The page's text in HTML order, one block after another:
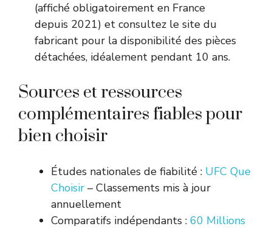
(affiché obligatoirement en France
depuis 2021) et consultez le site du
fabricant pour la disponibilité des pièces
détachées, idéalement pendant 10 ans.
Sources et ressources
complémentaires fiables pour
bien choisir
Études nationales de fiabilité : UFC Que
Choisir – Classements mis à jour
annuellement
Comparatifs indépendants : 60 Millions